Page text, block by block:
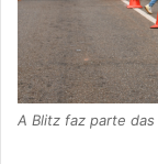
A Blitz faz parte